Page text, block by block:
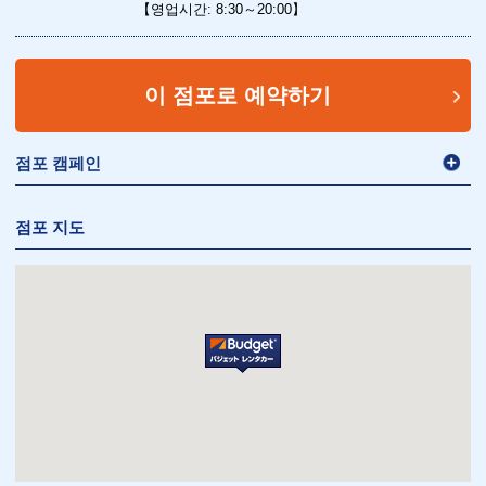
【영업시간: 8:30～20:00】
이 점포로 예약하기
점포 캠페인
점포 지도